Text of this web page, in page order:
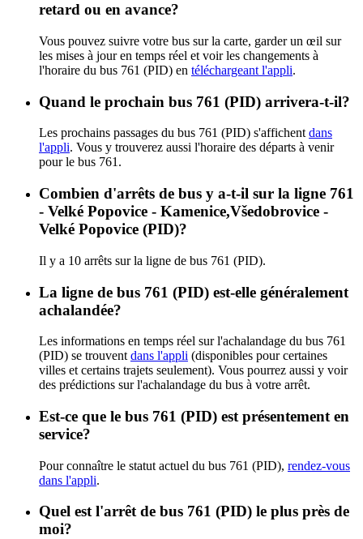
retard ou en avance?
Vous pouvez suivre votre bus sur la carte, garder un œil sur
les mises à jour en temps réel et voir les changements à
l'horaire du bus 761 (PID) en téléchargeant l'appli.
Quand le prochain bus 761 (PID) arrivera-t-il?
Les prochains passages du bus 761 (PID) s'affichent dans
l'appli. Vous y trouverez aussi l'horaire des départs à venir
pour le bus 761.
Combien d'arrêts de bus y a-t-il sur la ligne 761
- Velké Popovice - Kamenice,Všedobrovice -
Velké Popovice (PID)?
Il y a 10 arrêts sur la ligne de bus 761 (PID).
La ligne de bus 761 (PID) est-elle généralement
achalandée?
Les informations en temps réel sur l'achalandage du bus 761
(PID) se trouvent dans l'appli (disponibles pour certaines
villes et certains trajets seulement). Vous pourrez aussi y voir
des prédictions sur l'achalandage du bus à votre arrêt.
Est-ce que le bus 761 (PID) est présentement en
service?
Pour connaître le statut actuel du bus 761 (PID), rendez-vous
dans l'appli.
Quel est l'arrêt de bus 761 (PID) le plus près de
moi?